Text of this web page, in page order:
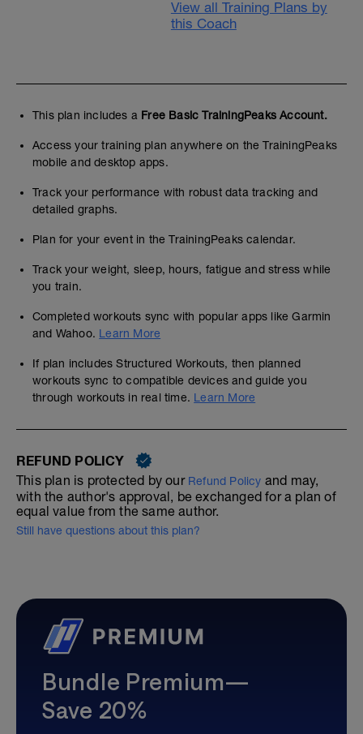
View all Training Plans by
this Coach
This plan includes a Free Basic TrainingPeaks Account.
Access your training plan anywhere on the TrainingPeaks
mobile and desktop apps.
Track your performance with robust data tracking and
detailed graphs.
Plan for your event in the TrainingPeaks calendar.
Track your weight, sleep, hours, fatigue and stress while
you train.
Completed workouts sync with popular apps like Garmin
and Wahoo. Learn More
If plan includes Structured Workouts, then planned
workouts sync to compatible devices and guide you
through workouts in real time. Learn More
REFUND POLICY
This plan is protected by our Refund Policy and may,
with the author's approval, be exchanged for a plan of
equal value from the same author.
Still have questions about this plan?
Bundle Premium—
Save 20%